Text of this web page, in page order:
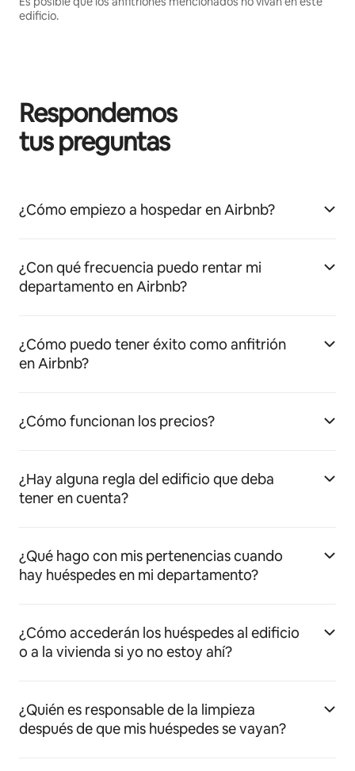
edificio.
Respondemos
tus preguntas
¿Cómo empiezo a hospedar en Airbnb?
¿Con qué frecuencia puedo rentar mi
departamento en Airbnb?
¿Cómo puedo tener éxito como anfitrión
en Airbnb?
¿Cómo funcionan los precios?
¿Hay alguna regla del edificio que deba
tener en cuenta?
¿Qué hago con mis pertenencias cuando
hay huéspedes en mi departamento?
¿Cómo accederán los huéspedes al edificio
o a la vivienda si yo no estoy ahí?
¿Quién es responsable de la limpieza
después de que mis huéspedes se vayan?